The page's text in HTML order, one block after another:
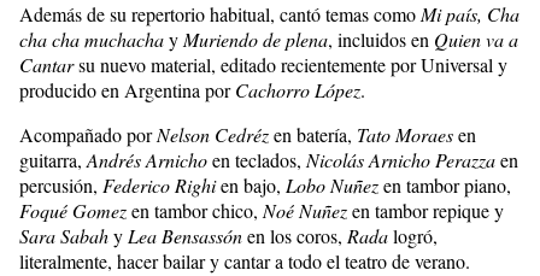
Además de su repertorio habitual, cantó temas comoMi país, Cha
cha cha muchachayMuriendo de plena, incluidos en Quien va a
Cantarsu nuevo material, editado recientemente por Universal y
producido en Argentina porCachorro López.
Acompañado porNelson Cedrézen batería, Tato Moraesen
guitarra,Andrés Arnichoen teclados,Nicolás Arnicho Perazzaen
percusión, Federico Righien bajo, Lobo Nuñezen tambor piano,
Foqué Gomezen tambor chico,Noé Nuñezen tambor repique y
Sara SabahyLea Bensassónen los coros, Radalogró,
literalmente, hacer bailar y cantar a todo el teatro de verano.